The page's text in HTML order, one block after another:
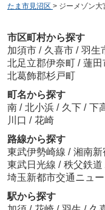
たま市見沼区 > ジーメゾン大
市区町村から探す
加須市 / 久喜市 / 羽生
北足立郡伊奈町 / 蓮田
北葛飾郡杉戸町
町名から探す
南 / 北小浜 / 久下 / 下
川口 / 花崎
路線から探す
東武伊勢崎線 / 湘南新
東武日光線 / 秩父鉄道
埼玉新都市交通ニュ
駅から探す